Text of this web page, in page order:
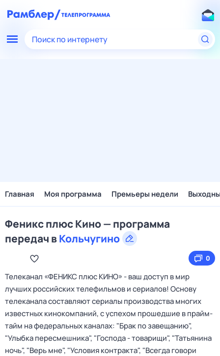
Поиск по интернету
Главная Моя программа Премьеры недели
Феникс плюс Кино — программа
передач вКольчугино
0
Телеканал «ФЕНИКС плюс КИНО» - ваш доступ в мир
лучших российских телефильмов и сериалов! Основу
телеканала составляют сериалы производства многих
известных кинокомпаний, с успехом прошедшие в прайм-
тайм на федеральных каналах: "Брак по завещанию",
"Улыбка пересмешника", "Господа - товарищи", "Татьянина
ночь", "Верь мне", "Условия контракта", "Всегда говори